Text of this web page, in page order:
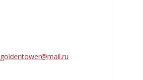
goldentower@mail.ru